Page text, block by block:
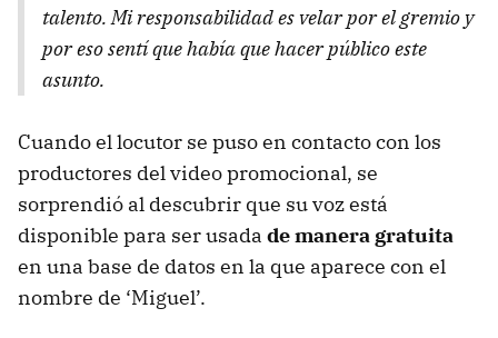
talento. Mi responsabilidad es velar por el gremio y
por eso sentí que había que hacer público este
asunto.
Cuando el locutor se puso en contacto con los
productores del video promocional, se
sorprendió al descubrir que su voz está
disponible para ser usada de manera gratuita
en una base de datos en la que aparece con el
nombre de ‘Miguel’.